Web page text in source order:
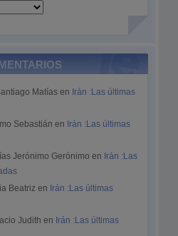
Matías en Irán :Las últimas
Sebastián en Irán :Las últimas
Jerónimo Gerónimo en Irán :Las
Beatriz en Irán :Las últimas
Judith en Irán :Las últimas